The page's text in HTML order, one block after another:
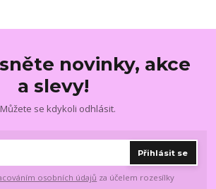
novinky, akce
a slevy!
Můžete se kdykoli odhlásit.
Přihlásit se
osobních údajů za účelem rozesílky